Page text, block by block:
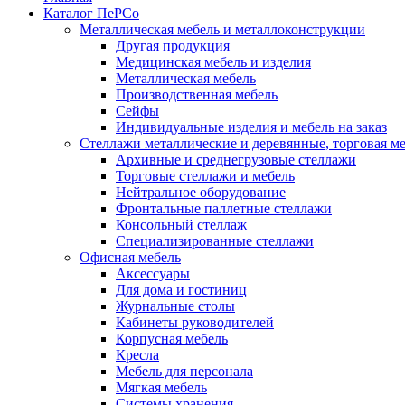
Каталог ПеРСо
Металлическая мебель и металлоконструкции
Другая продукция
Медицинская мебель и изделия
Металлическая мебель
Производственная мебель
Сейфы
Индивидуальные изделия и мебель на заказ
Стеллажи металлические и деревянные, торговая
Архивные и среднегрузовые стеллажи
Торговые стеллажи и мебель
Нейтральное оборудование
Фронтальные паллетные стеллажи
Консольный стеллаж
Специализированные стеллажи
Офисная мебель
Аксессуары
Для дома и гостиниц
Журнальные столы
Кабинеты руководителей
Корпусная мебель
Кресла
Мебель для персонала
Мягкая мебель